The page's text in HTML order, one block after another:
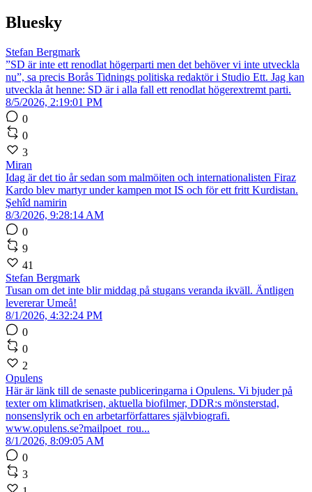
Bluesky
Stefan Bergmark
”SD är inte ett renodlat högerparti men det behöver vi inte utveckla
nu”, sa precis Borås Tidnings politiska redaktör i Studio Ett. Jag kan
utveckla åt henne: SD är i alla fall ett renodlat högerextremt parti.
8/5/2026, 2:19:01 PM
0
0
3
Miran
Idag är det tio år sedan som malmöiten och internationalisten Firaz
Kardo blev martyr under kampen mot IS och för ett fritt Kurdistan.
Şehîd namirin
8/3/2026, 9:28:14 AM
0
9
41
Stefan Bergmark
Tusan om det inte blir middag på stugans veranda ikväll. Äntligen
levererar Umeå!
8/1/2026, 4:32:24 PM
0
0
2
Opulens
Här är länk till de senaste publiceringarna i Opulens. Vi bjuder på
texter om klimatkrisen, aktuella biofilmer, DDR:s mönsterstad,
nonsenslyrik och en arbetarförfattares självbiografi.
www.opulens.se?mailpoet_rou...
8/1/2026, 8:09:05 AM
0
3